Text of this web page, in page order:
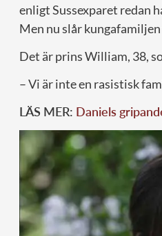
enligt Sussexparet redan
Men nu slår
Det är prins William, 38,
– Vi är inte en rasistisk
LÄS MER: Daniels